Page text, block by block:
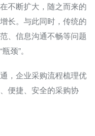
116-6869
不断扩大，随之而来的
长。与此同时，传统的
、信息沟通不畅等问题
颈”。
，企业采购流程梳理优
便捷、安全的采购协